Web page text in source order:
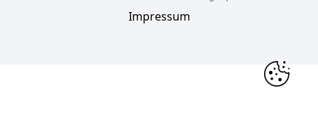
Impressum